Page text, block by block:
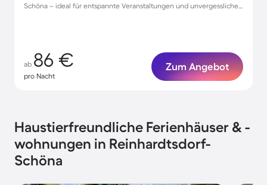
Schöna – ideal für entspannte Veranstaltungen und unvergessliche
ab 86 €
pro Nacht
Zum Angebot
Haustierfreundliche Ferienhäuser & -
wohnungen in Reinhardtsdorf-
Schöna